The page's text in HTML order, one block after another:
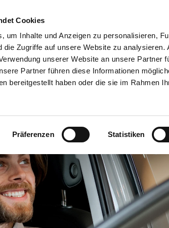
Cookies
um Inhalte und Anzeigen zu personalisieren,
die Zugriffe auf unsere Website zu analysieren.
unserer Website an unsere Partner
Partner führen diese Informationen
bereitgestellt haben oder die sie im Rahmen
Präferenzen Statistiken